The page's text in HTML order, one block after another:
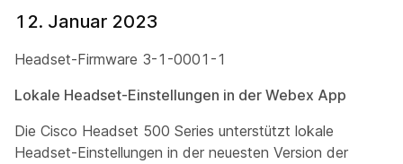
12. Januar 2023
Headset-Firmware 3-1-0001-1
Lokale Headset-Einstellungen in der Webex App
Die Cisco Headset 500 Series unterstützt lokale
Headset-Einstellungen in der neuesten Version der